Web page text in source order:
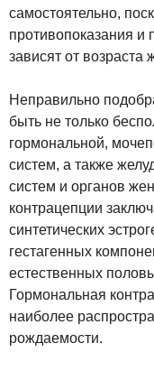
самостоятельно,
противопоказания
зависят от
Неправильно
быть не только
гормональной,
систем, а также
систем и органов
контрацепции
синтетических
гестагенных
естественных
Гормональная
наиболее
рождаемости.